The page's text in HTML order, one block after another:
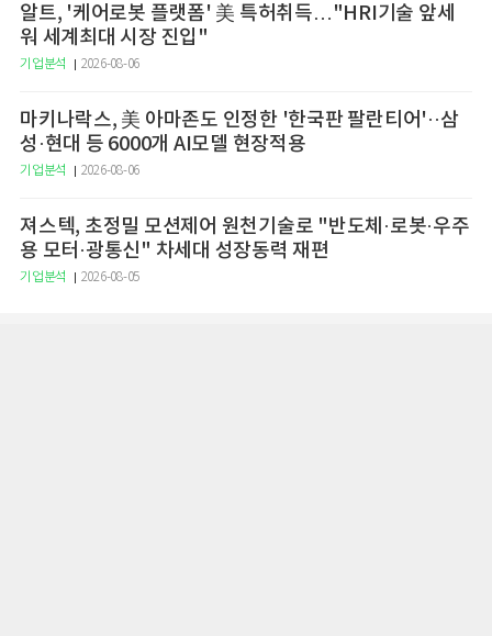
알트, '케어로봇 플랫폼' 美 특허취득…"HRI기술 앞세
워 세계최대 시장 진입"
기업분석 2026-08-06
마키나락스, 美 아마존도 인정한 '한국판 팔란티어'··삼
성·현대 등 6000개 AI모델 현장적용
기업분석 2026-08-06
져스텍, 초정밀 모션제어 원천기술로 "반도체·로봇·우주
용 모터·광통신" 차세대 성장동력 재편
기업분석 2026-08-05